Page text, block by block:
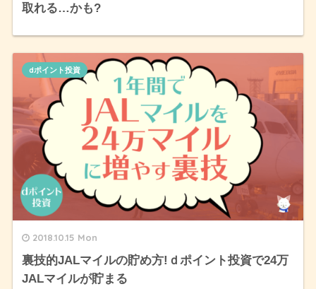
取れる…かも?
2018.10.15 Mon
裏技的JALマイルの貯め方!ｄポイント投資で24万
JALマイルが貯まる
dポイント投資